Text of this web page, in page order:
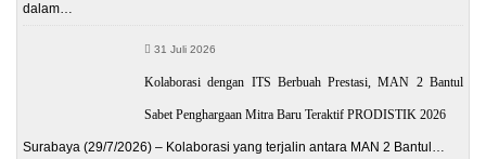
dalam…
31 Juli 2026
Kolaborasi dengan ITS Berbuah Prestasi, MAN 2 Bantul
Sabet Penghargaan Mitra Baru Teraktif PRODISTIK 2026
Surabaya (29/7/2026) – Kolaborasi yang terjalin antara MAN 2 Bantul…